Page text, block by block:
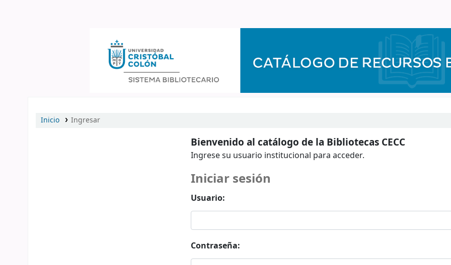
Inicio Ingresar
Bienvenido al catálogo de la Bibliotecas CECC
Ingrese su usuario institucional para acceder.
Iniciar sesión
Usuario:
Contraseña: